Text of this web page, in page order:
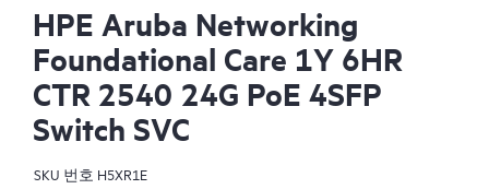
HPE Aruba Networking
Foundational Care 1Y 6HR
CTR 2540 24G PoE 4SFP
Switch SVC
SKU 번호 H5XR1E